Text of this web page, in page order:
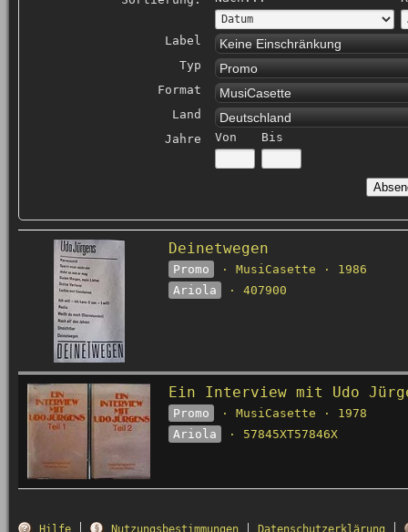
Label Keine Einschränkung
Typ Promo
Format MusiCasette
Land Deutschland
Jahre Von Bis
Deinetwegen
Promo
· MusiCasette · 1986
Ariola
· 407900
Ein Interview mit Udo
Promo
· MusiCasette · 1978
Ariola
· 57845XT57846X
Hilfe Nutzungsbestimmungen Datenschutzerklärung